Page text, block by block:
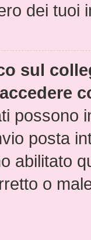
dei tuoi
sul
possono
posta
abilitato
o